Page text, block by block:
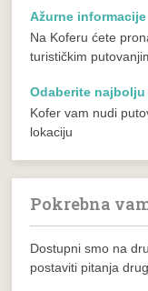
Ažurne informacije
Na Koferu ćete
turističkim
Odaberite
Kofer vam nudi
lokaciju
Pokrebna
Dostupni smo na
postaviti pitanja